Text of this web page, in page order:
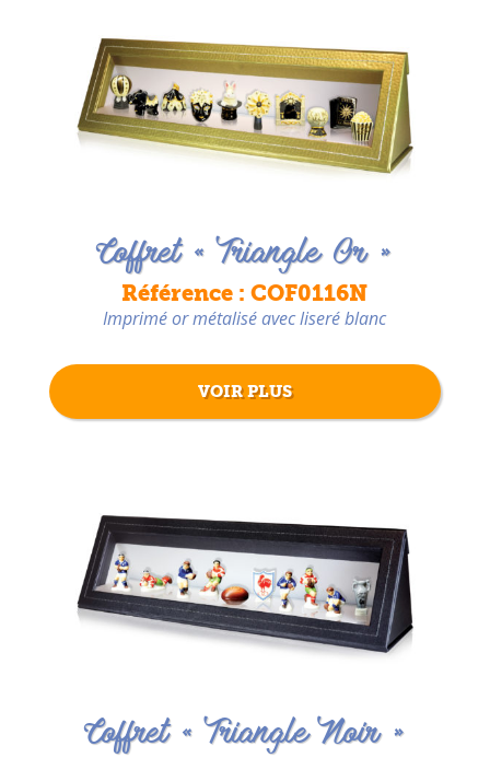
Coffret « Triangle Or »
Référence : COF0116N
Imprimé or métalisé avec liseré blanc
VOIR PLUS
Coffret « Triangle Noir »